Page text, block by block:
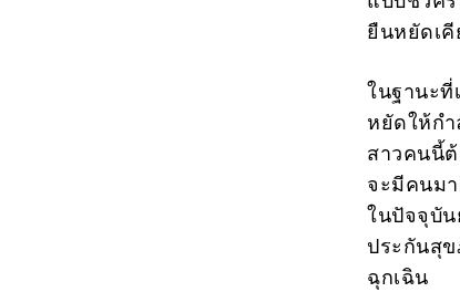
ยืนหยัดเ
ในฐานะ
หยัดให้ก
สาวคนนี้
จะมีคนม
ในปัจจุบั
ประกันสุ
ฉุกเฉิน